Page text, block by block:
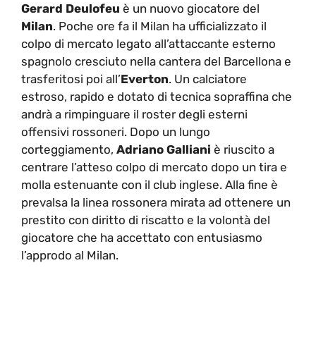
Gerard Deulofeu è un nuovo giocatore del
Milan. Poche ore fa il Milan ha ufficializzato il
colpo di mercato legato all’attaccante esterno
spagnolo cresciuto nella cantera del Barcellona e
trasferitosi poi all’Everton. Un calciatore
estroso, rapido e dotato di tecnica sopraffina che
andrà a rimpinguare il roster degli esterni
offensivi rossoneri. Dopo un lungo
corteggiamento, Adriano Galliani è riuscito a
centrare l’atteso colpo di mercato dopo un tira e
molla estenuante con il club inglese. Alla fine è
prevalsa la linea rossonera mirata ad ottenere un
prestito con diritto di riscatto e la volontà del
giocatore che ha accettato con entusiasmo
l’approdo al Milan.